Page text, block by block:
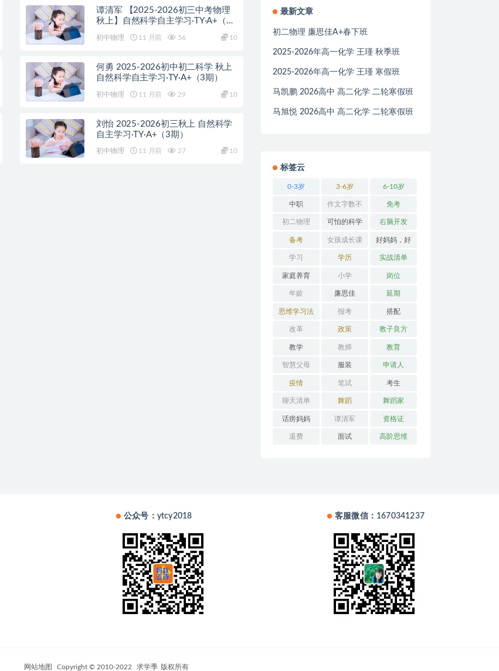
谭清军 【2025-2026初三中考物理
秋上】自然科学自主学习·TY·A+（2
初中物理 11 月前 56 10
何勇 2025-2026初中初二科学 秋上
自然科学自主学习·TY·A+（3期）
初中物理 11 月前 29 10
刘怡 2025-2026初三秋上 自然科学
自主学习·TY·A+（3期）
初中物理 11 月前 27 10
最新文章
初二物理 廉思佳A+春下班
2025-2026年高一化学 王瑾 秋季班
2025-2026年高一化学 王瑾 寒假班
马凯鹏 2026高中 高二化学 二轮寒假班
马旭悦 2026高中 高二化学 二轮寒假班
标签云
0-3岁 3-6岁 6-10岁
中职 作文字数不
够
免考
初二物理 可怕的科学 右脑开发
备考 女孩成长课
堂
好妈妈，好
办法
学习 学历 实战清单
家庭养育 小学 岗位
年龄 廉思佳 延期
思维学习法 报考 搭配
改革 政策 教子良方
教学 教师 教育
智慧父母 服装 申请人
疫情 笔试 考生
聊天清单 舞蹈 舞蹈家
话痨妈妈 谭清军 资格证
退费 面试 高阶思维
公众号：ytcy2018 客服微信：1670341237
网站地图 Copyright © 2010-2022 求学季 版权所有